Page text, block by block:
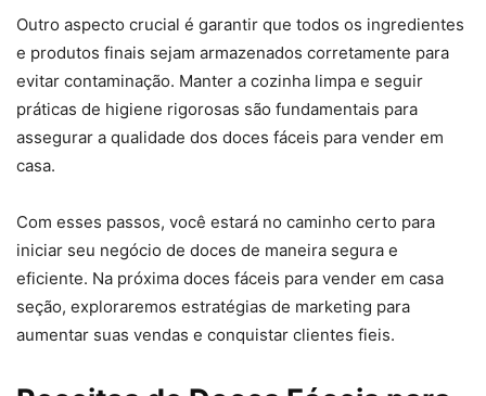
Outro aspecto crucial é garantir que todos os ingredientes
e produtos finais sejam armazenados corretamente para
evitar contaminação. Manter a cozinha limpa e seguir
práticas de higiene rigorosas são fundamentais para
assegurar a qualidade dos doces fáceis para vender em
casa.
Com esses passos, você estará no caminho certo para
iniciar seu negócio de doces de maneira segura e
eficiente. Na próxima doces fáceis para vender em casa
seção, exploraremos estratégias de marketing para
aumentar suas vendas e conquistar clientes fieis.